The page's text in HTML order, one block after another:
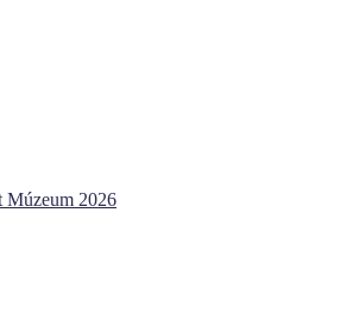
Múzeum 2026